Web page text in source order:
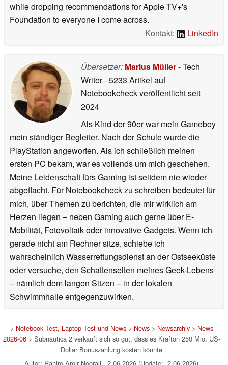
while dropping recommendations for Apple TV+'s
Foundation to everyone I come across.
Kontakt:
LinkedIn
Übersetzer: Marius Müller- Tech
Writer- 5233 Artikel auf
Notebookcheck veröffentlichtseit
2024
Als Kind der 90er war mein Gameboy
mein ständiger Begleiter. Nach der Schule wurde die
PlayStation angeworfen. Als ich schließlich meinen
ersten PC bekam, war es vollends um mich geschehen.
Meine Leidenschaft fürs Gaming ist seitdem nie wieder
abgeflacht. Für Notebookcheck zu schreiben bedeutet für
mich, über Themen zu berichten, die mir wirklich am
Herzen liegen – neben Gaming auch gerne über E-
Mobilität, Fotovoltaik oder innovative Gadgets. Wenn ich
gerade nicht am Rechner sitze, schiebe ich
wahrscheinlich Wasserrettungsdienst an der Ostseeküste
oder versuche, den Schattenseiten meines Geek-Lebens
– nämlich dem langen Sitzen – in der lokalen
Schwimmhalle entgegenzuwirken.
> Notebook Test, Laptop Test und News> News> Newsarchiv> News
2026-06> Subnautica 2 verkauft sich so gut, dass es Krafton 250 Mio. US-
Dollar Bonuszahlung kosten könnte